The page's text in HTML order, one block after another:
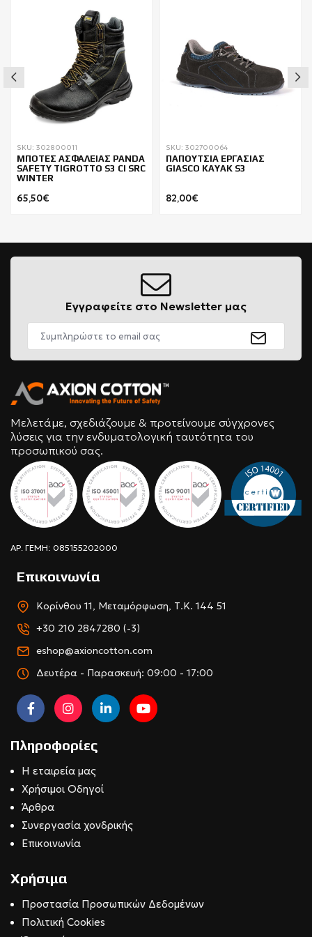
SKU: 302800011
ΜΠΟΤΕΣ ΑΣΦΑΛΕΙΑΣ PANDA
SAFETY TIGROTTO S3 CI SRC
WINTER
65,50€
SKU: 302700064
ΠΑΠΟΥΤΣΙΑ ΕΡΓΑΣΙΑΣ
GIASCO KAYAK S3
82,00€
Εγγραφείτε στο Newsletter μας
Μελετάμε, σχεδιάζουμε & προτείνουμε σύγχρονες
λύσεις για την ενδυματολογική ταυτότητα του
προσωπικού σας.
ΑΡ. ΓΕΜΗ: 085155202000
Επικοινωνία
Κορίνθου 11, Μεταμόρφωση, Τ.Κ. 144 51
+30 210 2847280 (-3)
eshop@axioncotton.com
Δευτέρα - Παρασκευή: 09:00 - 17:00
Πληροφορίες
Η εταιρεία μας
Χρήσιμοι Οδηγοί
Άρθρα
Συνεργασία χονδρικής
Επικοινωνία
Χρήσιμα
Προστασία Προσωπικών Δεδομένων
Πολιτική Cookies